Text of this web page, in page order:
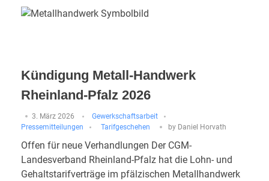
Kündigung Metall-Handwerk
Rheinland-Pfalz 2026
3. März 2026
Gewerkschaftsarbeit
Pressemitteilungen
Tarifgeschehen by Daniel Horvath
Offen für neue Verhandlungen Der CGM-
Landesverband Rheinland-Pfalz hat die Lohn- und
Gehaltstarifverträge im pfälzischen Metallhandwerk